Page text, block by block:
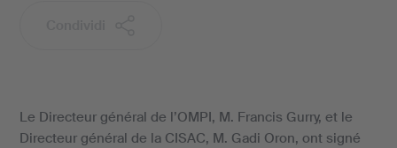
Le Directeur général de l’OMPI, M. Francis Gurry, et le
Directeur général de la CISAC, M. Gadi Oron, ont signé